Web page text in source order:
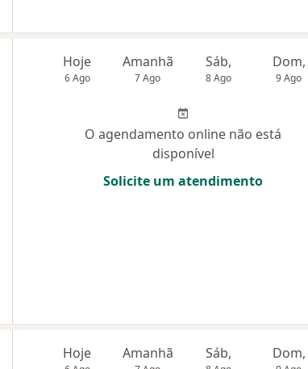
Hoje
6 Ago
Amanhã
7 Ago
Sáb,
8 Ago
Dom,
9 Ago
O agendamento online não está
disponível
Solicite um atendimento
Hoje Amanhã Sáb, Dom,